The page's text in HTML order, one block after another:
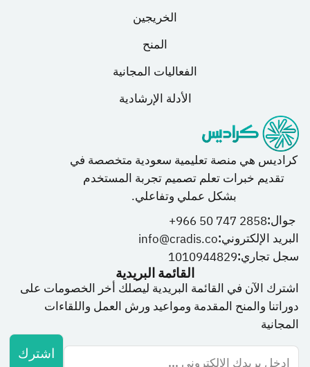
كراديس هي منصة تعليمية سعودية متخصصة في
تقديم خبرات تعلم تصميم تجربة المستخدم
بشكل عملي وتفاعلي.
جوال:966 50 747 2858+
البريد الإلكتروني:info@cradis.co
سجل تجاري:1010944829
الخريجين
المنح
الفعاليات المجانية
الأدلة الإرشادية
القائمة البريدية
اشترك الآن في القائمة البريدية ليصلك أخر الخصومات على
دوراتنا والمنح المقدمة ومواعيد ورش العمل واللقاءات
المجانية
اشترك